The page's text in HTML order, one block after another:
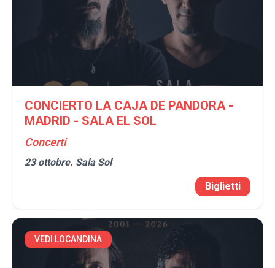
CONCIERTO LA CAJA DE PANDORA -
MADRID - SALA EL SOL
Concerti
23 ottobre. Sala Sol
Biglietti
VEDI LOCANDINA